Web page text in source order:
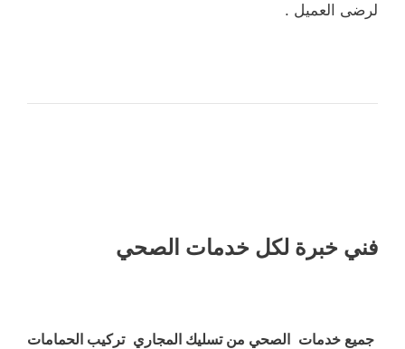
لرضى العميل .
فني خبرة لكل خدمات الصحي
جميع خدمات الصحي من تسليك المجاري تركيب الحمامات